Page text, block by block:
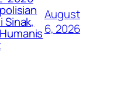
Sinak,
August
6, 2026